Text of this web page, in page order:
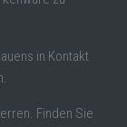
in Kontakt
Finden Sie